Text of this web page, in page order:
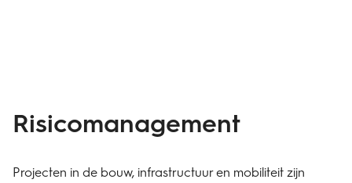
Risico­management
Projecten in de bouw, infrastructuur en mobiliteit zijn